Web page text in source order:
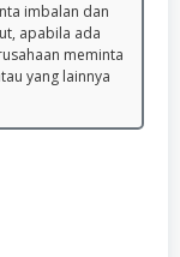
imbalan dan
apabila ada
meminta
yang lainnya